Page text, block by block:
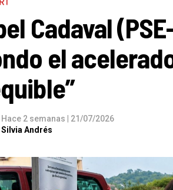
Cadaval
el
Hace 2 semanas | 21/07/2026
Silvia Andrés